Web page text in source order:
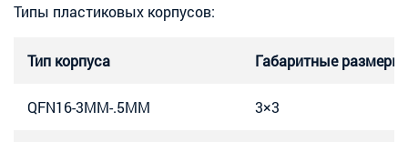
Типы пластиковых корпусов:
Тип корпуса Габаритные
QFN16-3MM-.5MM 3×3